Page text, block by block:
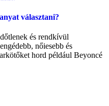
választani?
és rendkívül
nőiesebb és
hord például Beyoncé